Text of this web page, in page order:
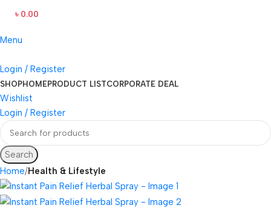
৳ 0.00
Menu
Login / Register
SHOPHOMEPRODUCT LISTCORPORATE DEAL
Wishlist
Login / Register
Search
Home Health & Lifestyle